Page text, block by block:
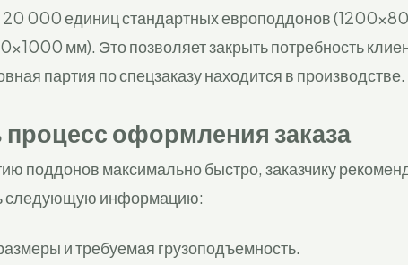
000 единиц стандартных европоддонов
мм). Это позволяет закрыть потребность
партия по спецзаказу находится в производстве.
процесс оформления заказа
поддонов максимально быстро, заказчику
следующую информацию:
и требуемая грузоподъемность.